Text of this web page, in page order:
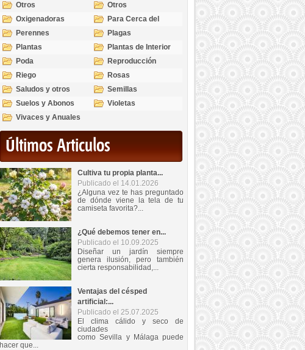
Otros
Otros
Oxigenadoras
Para Cerca del
Estanque
Perennes
Plagas
Plantas
Plantas de Interior
Poda
Reproducción
Riego
Rosas
Saludos y otros
temas
Semillas
Suelos y Abonos
Violetas
Vivaces y Anuales
Últimos Articulos
Cultiva tu propia planta...
Publicado el 14.01.2026
¿Alguna vez te has preguntado
de dónde viene la tela de tu
camiseta favorita?...
¿Qué debemos tener en...
Publicado el 10.09.2025
Diseñar un jardín siempre
genera ilusión, pero también
cierta responsabilidad,...
Ventajas del césped
artificial:...
Publicado el 25.07.2025
El clima cálido y seco de
ciudades
como Sevilla y Málaga puede
hacer que...